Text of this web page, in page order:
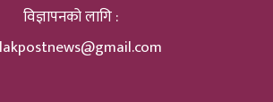
विज्ञापनको लागि :